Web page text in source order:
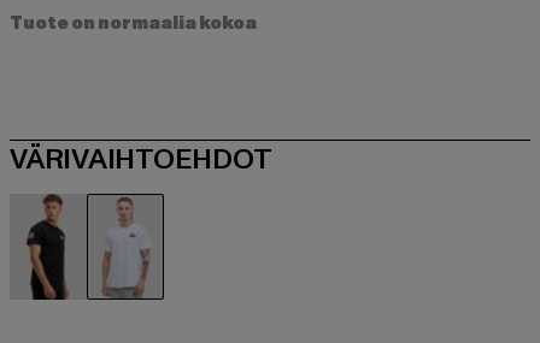
Tuote on normaalia kokoa
VÄRIVAIHTOEHDOT